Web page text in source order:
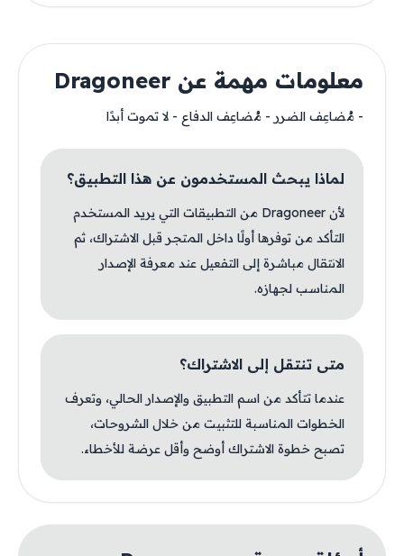
معلومات مهمة عن Dragoneer
- مُضاعِف الضرر - مُضاعِف الدفاع - لا تموت أبدًا
لماذا يبحث المستخدمون عن هذا التطبيق؟
لأن Dragoneer من التطبيقات التي يريد المستخدم
التأكد من توفرها أولًا داخل المتجر قبل الاشتراك، ثم
الانتقال مباشرة إلى التفعيل عند معرفة الإصدار
المناسب لجهازه.
متى تنتقل إلى الاشتراك؟
عندما تتأكد من اسم التطبيق والإصدار الحالي، وتعرف
الخطوات المناسبة للتثبيت من خلال الشروحات،
تصبح خطوة الاشتراك أوضح وأقل عرضة للأخطاء.